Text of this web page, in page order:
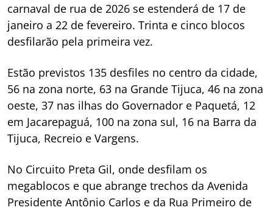
carnaval de rua de 2026 se estenderá de 17 de
janeiro a 22 de fevereiro. Trinta e cinco blocos
desfilarão pela primeira vez.
Estão previstos 135 desfiles no centro da cidade,
56 na zona norte, 63 na Grande Tijuca, 46 na zona
oeste, 37 nas ilhas do Governador e Paquetá, 12
em Jacarepaguá, 100 na zona sul, 16 na Barra da
Tijuca, Recreio e Vargens.
No Circuito Preta Gil, onde desfilam os
megablocos e que abrange trechos da Avenida
Presidente Antônio Carlos e da Rua Primeiro de